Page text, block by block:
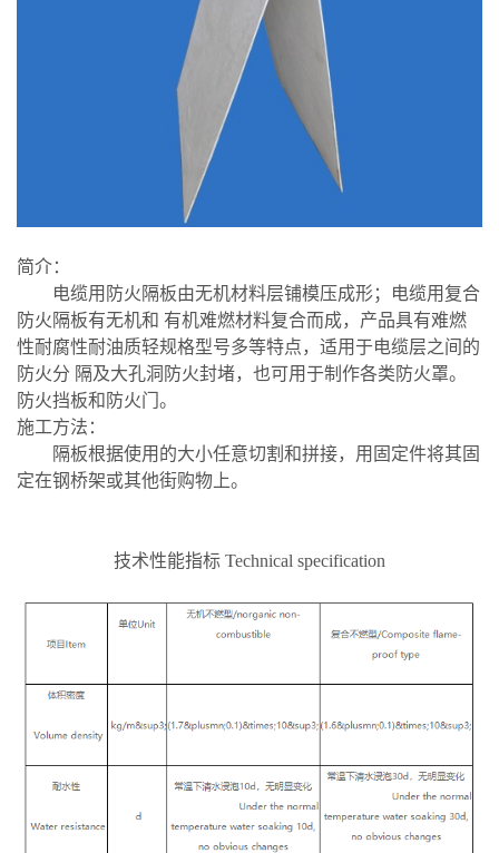
简介：
电缆用防火隔板由无机材料层铺模压成形；电缆用复合
防火隔板有无机和 有机难燃材料复合而成，产品具有难燃
性耐腐性耐油质轻规格型号多等特点，适用于电缆层之间的
防火分 隔及大孔洞防火封堵，也可用于制作各类防火罩。
防火挡板和防火门。
施工方法：
隔板根据使用的大小任意切割和拼接，用固定件将其固
定在钢桥架或其他街购物上。
技术性能指标 Technical specification